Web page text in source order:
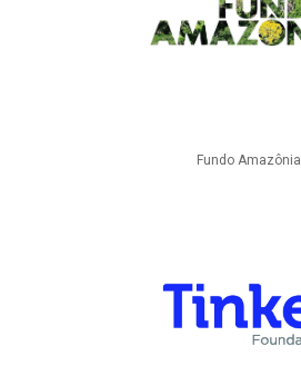
Fundo Amazônia